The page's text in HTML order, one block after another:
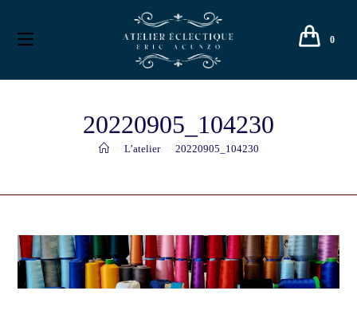
0
20220905_104230
L’atelier 20220905_104230